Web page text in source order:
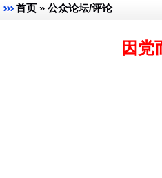
首页 » 公众论坛/评论
因